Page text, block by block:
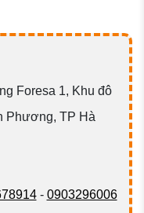
Foresa 1, Khu đô
Phương, TP Hà
- 0903296006